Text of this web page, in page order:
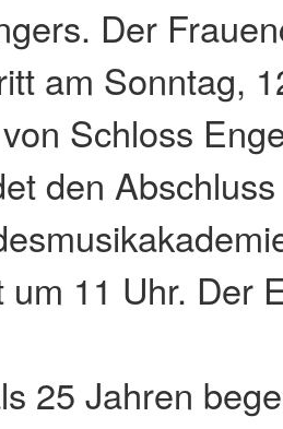
Der
am Sonntag,
Schloss
den
um 11 Uhr. Der
25 Jahren